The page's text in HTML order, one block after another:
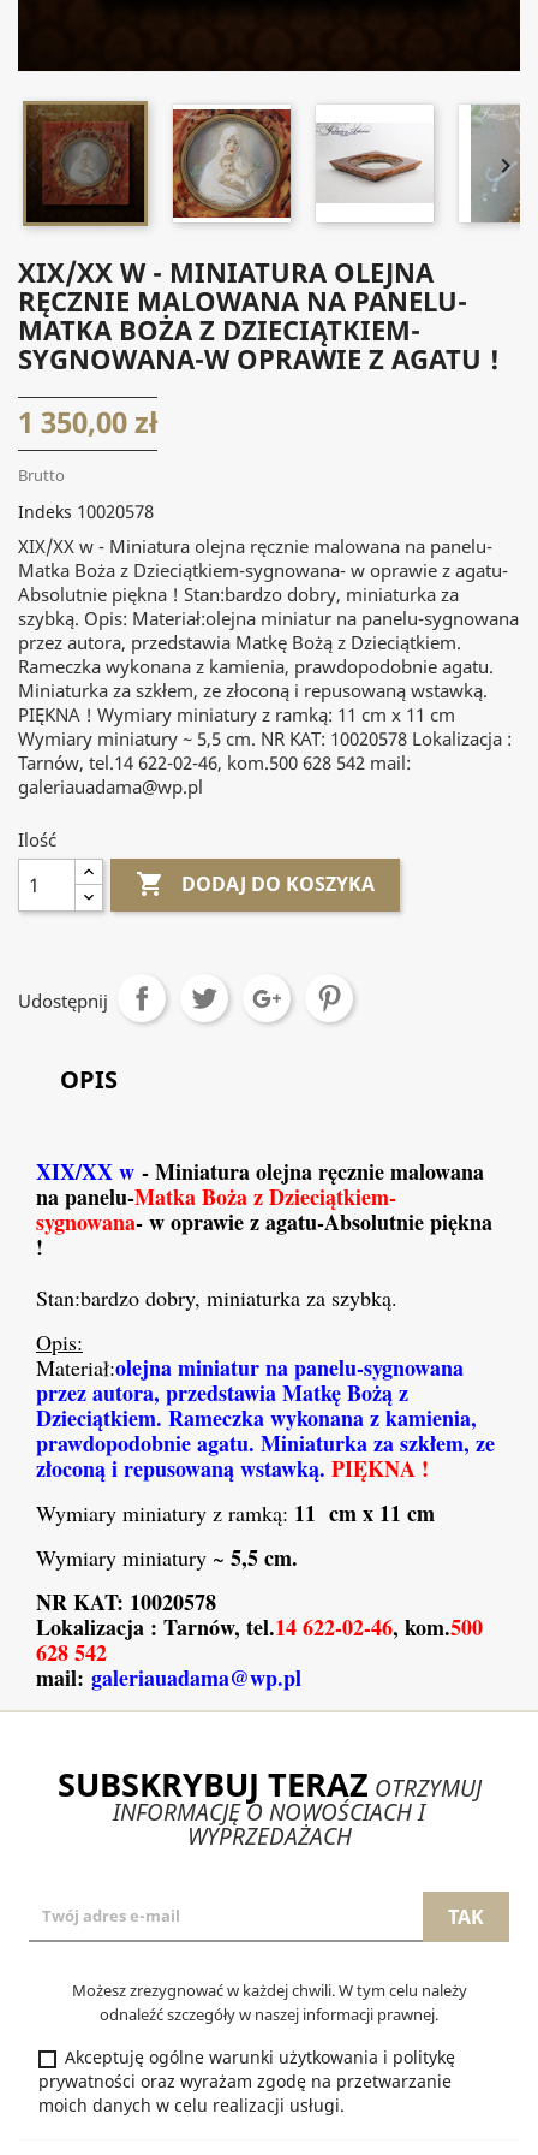
 
XIX/XX W - MINIATURA OLEJNA
RĘCZNIE MALOWANA NA PANELU-
MATKA BOŻA Z DZIECIĄTKIEM-
SYGNOWANA-W OPRAWIE Z AGATU !
1 350,00 zł
Brutto
Indeks 10020578
XIX/XX w - Miniatura olejna ręcznie malowana na panelu-
Matka Boża z Dzieciątkiem-sygnowana- w oprawie z agatu-
Absolutnie piękna ! Stan:bardzo dobry, miniaturka za
szybką. Opis: Materiał:olejna miniatur na panelu-sygnowana
przez autora, przedstawia Matkę Bożą z Dzieciątkiem.
Rameczka wykonana z kamienia, prawdopodobnie agatu.
Miniaturka za szkłem, ze złoconą i repusowaną wstawką.
PIĘKNA ! Wymiary miniatury z ramką: 11 cm x 11 cm
Wymiary miniatury ~ 5,5 cm. NR KAT: 10020578 Lokalizacja :
Tarnów, tel.14 622-02-46, kom.500 628 542 mail:
galeriauadama@wp.pl
Ilość
 DODAJ DO KOSZYKA
Udostępnij
OPIS
XIX/XX w - Miniatura olejna ręcznie malowana
na panelu-Matka Boża z Dzieciątkiem-
sygnowana-w oprawie z agatu-Absolutnie piękna
!
Stan:bardzo dobry, miniaturka za szybką.
Opis:
Materiał:olejna miniatur napanelu-sygnowana
przez autora, przedstawia Matkę Bożą z
Dzieciątkiem. Rameczka wykonana z kamienia,
prawdopodobnie agatu. Miniaturka za szkłem, ze
złoconą i repusowaną wstawką. PIĘKNA !
Wymiary miniatury z ramką: 11 cm x 11 cm
Wymiary miniatury ~ 5,5cm.
NR KAT: 10020578
Lokalizacja : Tarnów, tel.14 622-02-46, kom.500
628 542
mail: galeriauadama@wp.pl
SUBSKRYBUJ TERAZ OTRZYMUJ
INFORMACJĘ O NOWOŚCIACH I
WYPRZEDAŻACH
Możesz zrezygnować w każdej chwili. W tym celu należy
odnaleźć szczegóły w naszej informacji prawnej.
Akceptuję ogólne warunki użytkowania i politykę
prywatności oraz wyrażam zgodę na przetwarzanie
moich danych w celu realizacji usługi.